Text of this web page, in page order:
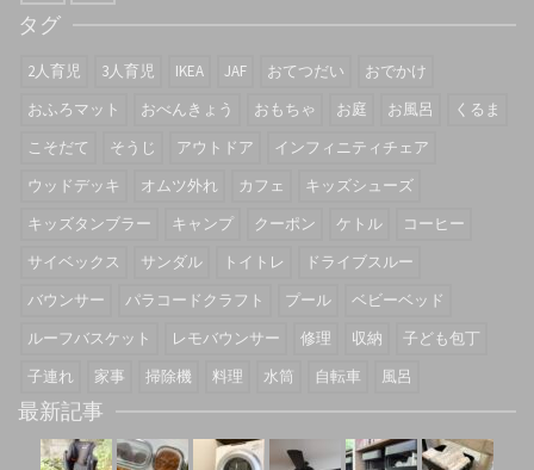
タグ
2人育児 3人育児 IKEA JAF おてつだい
おでかけ
おふろマット
おべんきょう おもちゃ お庭 お風呂
くるま
こそだて
そうじ アウトドア
インフィニティチェア
ウッドデッキ
オムツ外れ カフェ
キッズシューズ
キッズタンブラー
キャンプ クーポン ケトル
コーヒー
サイベックス
サンダル トイトレ
ドライブスルー
バウンサー
パラコードクラフト プール
ベビーベッド
ルーフバスケット
レモバウンサー 修理 収納
子ども包丁
子連れ
家事 掃除機 料理 水筒 自転車 風呂
最新記事